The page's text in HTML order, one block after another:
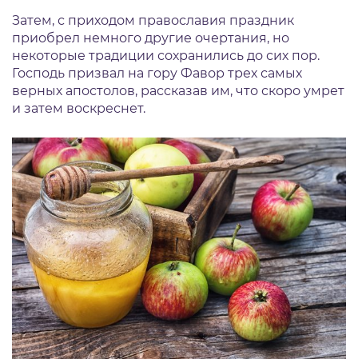
Затем, с приходом православия праздник
приобрел немного другие очертания, но
некоторые традиции сохранились до сих пор.
Господь призвал на гору Фавор трех самых
верных апостолов, рассказав им, что скоро умрет
и затем воскреснет.